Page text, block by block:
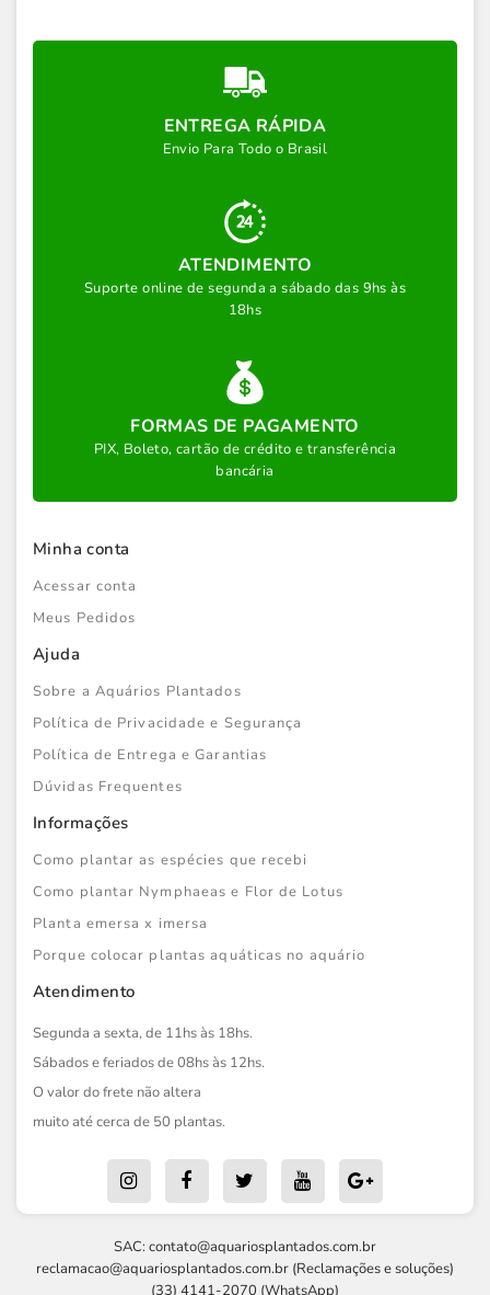
ENTREGA RÁPIDA
Envio Para Todo o Brasil
ATENDIMENTO
Suporte online de segunda a sábado das 9hs às
18hs
FORMAS DE PAGAMENTO
PIX, Boleto, cartão de crédito e transferência
bancária
Minha conta
Acessar conta
Meus Pedidos
Ajuda
Sobre a Aquários Plantados
Política de Privacidade e Segurança
Política de Entrega e Garantias
Dúvidas Frequentes
Informações
Como plantar as espécies que recebi
Como plantar Nymphaeas e Flor de Lotus
Planta emersa x imersa
Porque colocar plantas aquáticas no aquário
Atendimento
Segunda a sexta, de 11hs às 18hs.
Sábados e feriados de 08hs às 12hs.
O valor do frete não altera
muito até cerca de 50 plantas.
SAC: contato@aquariosplantados.com.br
reclamacao@aquariosplantados.com.br (Reclamações e soluções)
(33) 4141-2070 (WhatsApp)